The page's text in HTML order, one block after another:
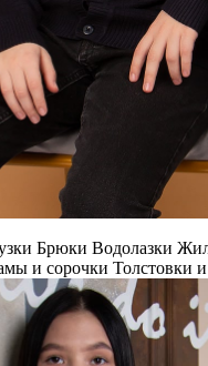
Брюки Водолазки
и сорочки Толстовки